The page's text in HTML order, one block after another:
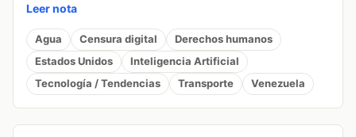
Leer nota
Agua Censura digital
Derechos humanos
Estados Unidos
Inteligencia Artificial
Tecnología / Tendencias
Transporte Venezuela